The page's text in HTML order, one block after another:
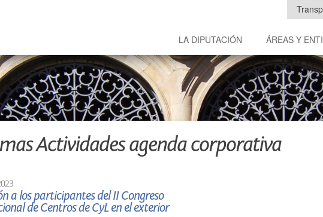
LA DIPUTACIÓN ÁREAS Y
Actividades agenda corporativa
a los participantes del II Congreso
de Centros de CyL en el exterior